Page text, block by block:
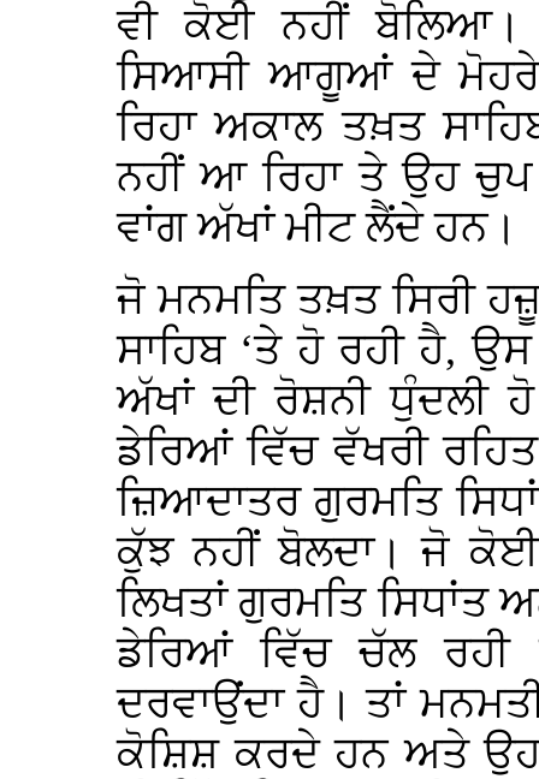
ਵੀ ਕੋਈ ਨਹੀਂ ਬੋਲਿਆ।
ਸਿਆਸੀ ਆਗੂਆਂ ਦੇ ਮੋਹਰੇ
ਰਿਹਾ ਅਕਾਲ ਤਖ਼ਤ
ਨਹੀਂ ਆ ਰਿਹਾ ਤੇ ਉਹ
ਵਾਂਗ ਅੱਖਾਂ ਮੀਟ ਲੈਂਦੇ ਹਨ।
ਜੋ ਮਨਮਤਿ ਤਖ਼ਤ ਸਿਰੀ
ਸਾਹਿਬ ‘ਤੇ ਹੋ ਰਹੀ ਹੈ,
ਅੱਖਾਂ ਦੀ ਰੋਸ਼ਨੀ ਧੁੰਦਲੀ
ਡੇਰਿਆਂ ਵਿੱਚ ਵੱਖਰੀ
ਜ਼ਿਆਦਾਤਰ ਗੁਰਮਤਿ
ਕੁੱਝ ਨਹੀਂ ਬੋਲਦਾ। ਜੋ
ਲਿਖਤਾਂ ਗੁਰਮਤਿ
ਡੇਰਿਆਂ ਵਿੱਚ ਚੱਲ ਰਹੀ
ਦਰਵਾਉਂਦਾ ਹੈ। ਤਾਂ
ਕੋਸ਼ਿਸ਼ ਕਰਦੇ ਹਨ ਅਤੇ